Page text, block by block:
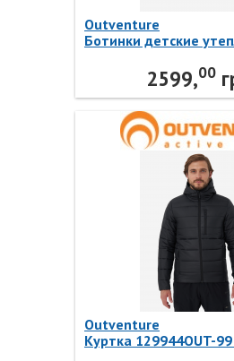
Outventure
Ботинки детские
Outventure2599,00
Outventure
Куртка 129944OUT-